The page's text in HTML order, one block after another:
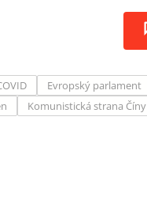
Evropský parlament
Komunistická strana Číny